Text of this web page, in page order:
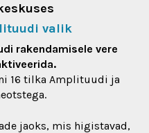
valik
rakendamisele vere
16 tilka Amplituudi ja
jaoks, mis higistavad,